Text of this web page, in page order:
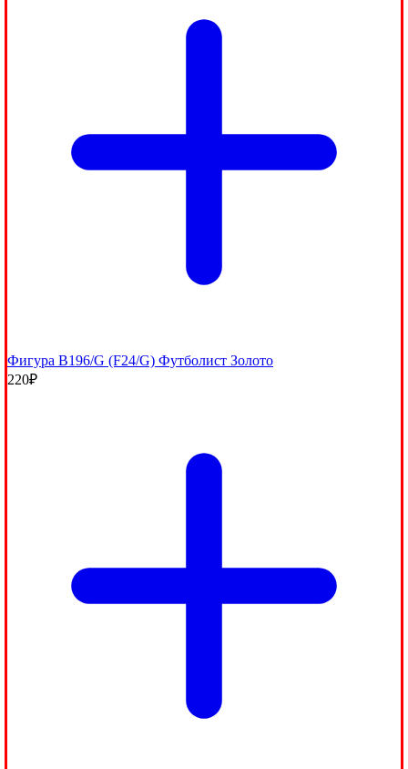
Фигура B196/G (F24/G) Футболист Золото
220₽